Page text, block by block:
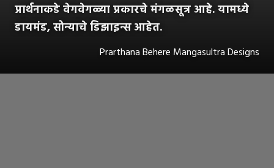
प्रार्थनाकडे वेगवेगळ्या प्रकारचे मंगळसूत्र आहे. यामध्ये
डायमंड, सोन्याचे डिझाइन्स आहेत.
Prarthana Behere Mangasultra Designs